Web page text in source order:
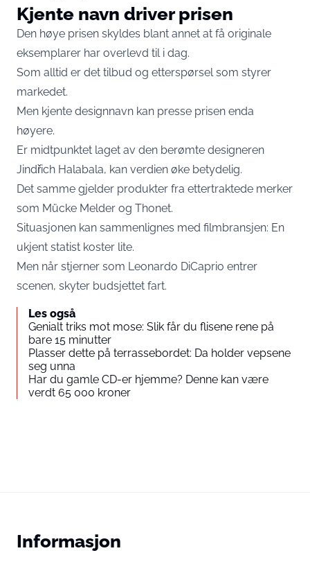
Kjente navn driver prisen
Den høye prisen skyldes blant annet at få originale
eksemplarer har overlevd til i dag.
Som alltid er det tilbud og etterspørsel som styrer
markedet.
Men kjente designnavn kan presse prisen enda
høyere.
Er midtpunktet laget av den berømte designeren
Jindřich Halabala, kan verdien øke betydelig.
Det samme gjelder produkter fra ettertraktede merker
som Mücke Melder og Thonet.
Situasjonen kan sammenlignes med filmbransjen: En
ukjent statist koster lite.
Men når stjerner som Leonardo DiCaprio entrer
scenen, skyter budsjettet fart.
Les også
Genialt triks mot mose: Slik får du flisene rene på
bare 15 minutter
Plasser dette på terrassebordet: Da holder vepsene
seg unna
Har du gamle CD-er hjemme? Denne kan være
verdt 65 000 kroner
Informasjon